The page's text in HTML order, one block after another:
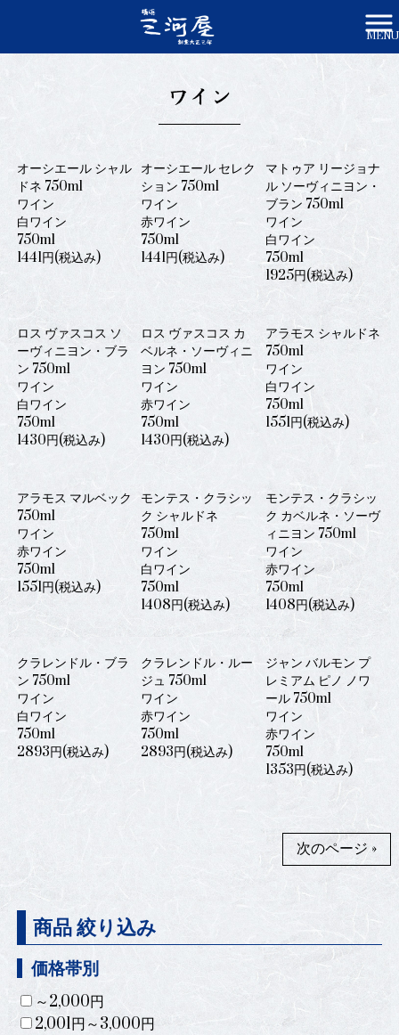
MENU
ワイン | 株式会社三河屋かみや
ワイン
オーシエール シャル
ドネ 750ml
ワイン
白ワイン
750ml
1441円(税込み)
オーシエール セレク
ション 750ml
ワイン
赤ワイン
750ml
1441円(税込み)
マトゥア リージョナ
ル ソーヴィニヨン・
ブラン 750ml
ワイン
白ワイン
750ml
1925円(税込み)
ロス ヴァスコス ソ
ーヴィニヨン・ブラ
ン 750ml
ワイン
白ワイン
750ml
1430円(税込み)
ロス ヴァスコス カ
ベルネ・ソーヴィニ
ヨン 750ml
ワイン
赤ワイン
750ml
1430円(税込み)
アラモス シャルドネ
750ml
ワイン
白ワイン
750ml
1551円(税込み)
アラモス マルベック
750ml
ワイン
赤ワイン
750ml
1551円(税込み)
モンテス・クラシッ
ク シャルドネ
750ml
ワイン
白ワイン
750ml
1408円(税込み)
モンテス・クラシッ
ク カベルネ・ソーヴ
ィニヨン 750ml
ワイン
赤ワイン
750ml
1408円(税込み)
クラレンドル・ブラ
ン 750ml
ワイン
白ワイン
750ml
2893円(税込み)
クラレンドル・ルー
ジュ 750ml
ワイン
赤ワイン
750ml
2893円(税込み)
ジャン バルモン プ
レミアム ピノ ノワ
ール 750ml
ワイン
赤ワイン
750ml
1353円(税込み)
次のページ »
商品 絞り込み
価格帯別
～2,000円
2,001円～3,000円